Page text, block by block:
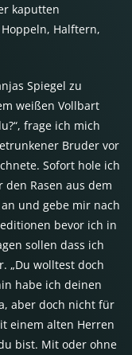
kaputten
Halftern,
Spiegel zu
weißen Vollbart
frage ich mich
Bruder vor
Sofort hole ich
Rasen aus dem
und gebe mir nach
bevor ich in
sollen dass ich
„Du wolltest doch
habe ich deinen
aber doch nicht für
einem alten Herren
bist. Mit oder ohne